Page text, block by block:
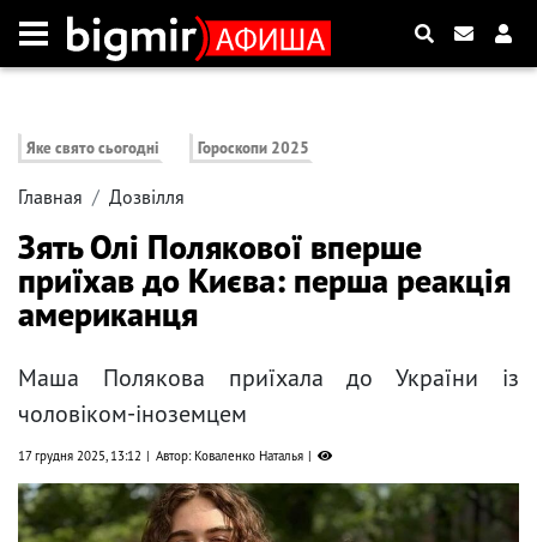
Яке свято сьогодні Гороскопи 2025
Главная Дозвілля
Зять Олі Полякової вперше
приїхав до Києва: перша реакція
американця
Маша Полякова приїхала до України із
чоловіком-іноземцем
17 грудня 2025, 13:12 Автор: Коваленко Наталья